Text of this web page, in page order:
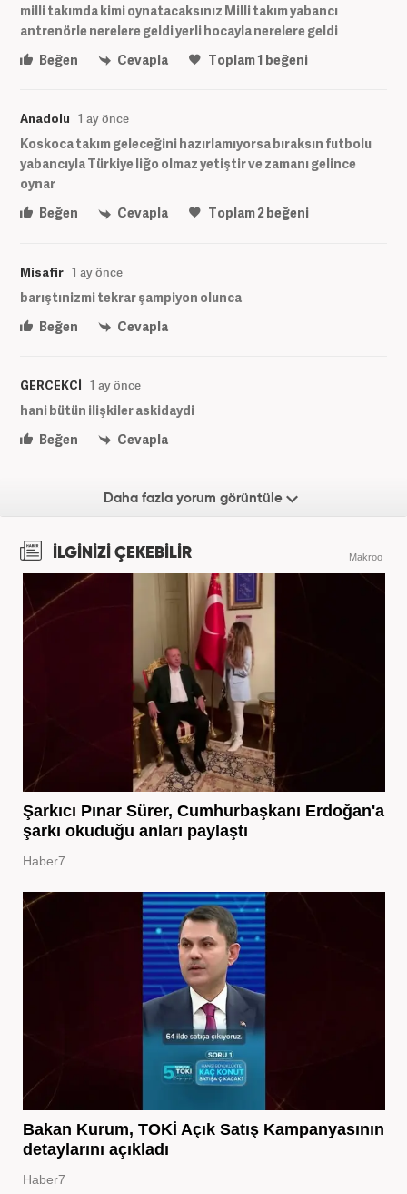
milli takımda kimi oynatacaksınız Milli takım yabancı
antrenörle nerelere geldi yerli hocayla nerelere geldi
Beğen
Cevapla Toplam1 beğeni
Anadolu 1 ay önce
Koskoca takım geleceğini hazırlamıyorsa bıraksın futbolu
yabancıyla Türkiye liğo olmaz yetiştir ve zamanı gelince
oynar
Beğen
Cevapla Toplam2beğeni
Misafir 1 ay önce
barıştınizmi tekrar şampiyon olunca
Beğen
Cevapla
GERCEKCİ 1 ay önce
hani bütün ilişkiler askidaydi
Beğen
Cevapla
Daha fazla yorum görüntüle
İLGİNİZİ ÇEKEBİLİR Makroo
Şarkıcı Pınar Sürer, Cumhurbaşkanı Erdoğan'a
şarkı okuduğu anları paylaştı
Haber7
Bakan Kurum, TOKİ Açık Satış Kampanyasının
detaylarını açıkladı
Haber7